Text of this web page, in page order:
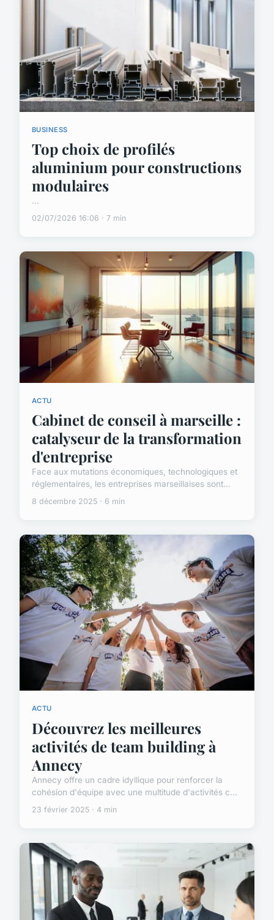
BUSINESS
Top choix de profilés
aluminium pour constructions
modulaires
...
02/07/2026 16:06 · 7 min
ACTU
Cabinet de conseil à marseille :
catalyseur de la transformation
d'entreprise
Face aux mutations économiques, technologiques et
réglementaires, les entreprises marseillaises sont...
8 décembre 2025 · 6 min
ACTU
Découvrez les meilleures
activités de team building à
Annecy
Annecy offre un cadre idyllique pour renforcer la
cohésion d'équipe avec une multitude d'activités c...
23 février 2025 · 4 min